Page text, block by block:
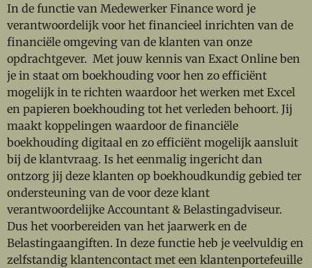
In de functie van Medewerker Finance word je
verantwoordelijk voor het financieel inrichten van de
financiële omgeving van de klanten van onze
opdrachtgever. Met jouw kennis van Exact Online ben
je in staat om boekhouding voor hen zo efficiënt
mogelijk in te richten waardoor het werken met Excel
en papieren boekhouding tot het verleden behoort. Jij
maakt koppelingen waardoor de financiële
boekhouding digitaal en zo efficiënt mogelijk aansluit
bij de klantvraag. Is het eenmalig ingericht dan
ontzorg jij deze klanten op boekhoudkundig gebied ter
ondersteuning van de voor deze klant
verantwoordelijke Accountant & Belastingadviseur.
Dus het voorbereiden van het jaarwerk en de
Belastingaangiften. In deze functie heb je veelvuldig en
zelfstandig klantencontact met een klantenportefeuille